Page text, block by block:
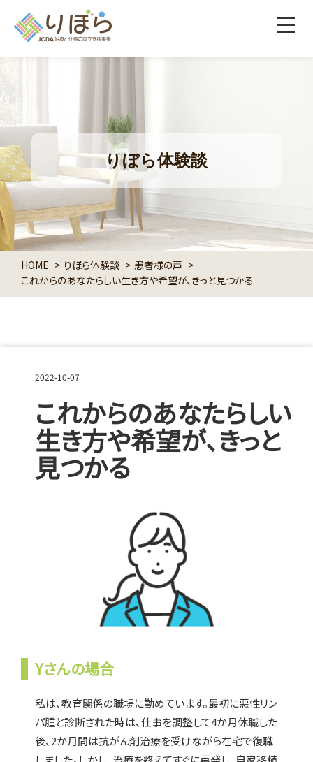
りぼら体験談
HOME りぼら体験談
患者様の声
これからのあなたらしい生き方や希望が、きっと見つかる
2022-10-07
これからのあなたらしい
生き方や希望が、きっと
見つかる
Yさんの場合
私は、教育関係の職場に勤めています。最初に悪性リン
パ腫と診断された時は、仕事を調整して4か月休職した
後、2か月間は抗がん剤治療を受けながら在宅で復職